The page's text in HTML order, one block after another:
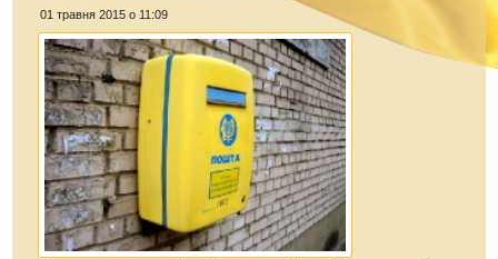
01 травня 2015 о 11:09